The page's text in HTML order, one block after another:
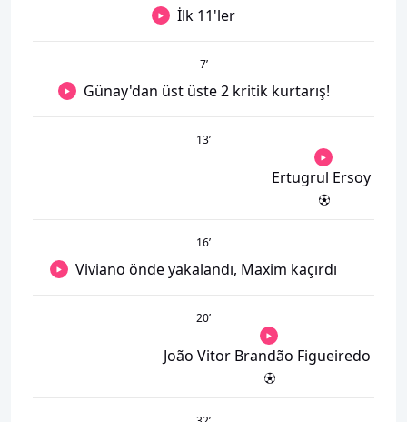
İlk 11'ler
7’
Günay'dan üst üste 2 kritik kurtarış!
13’
Ertugrul Ersoy
16’
Viviano önde yakalandı, Maxim kaçırdı
20’
João Vitor Brandão Figueiredo